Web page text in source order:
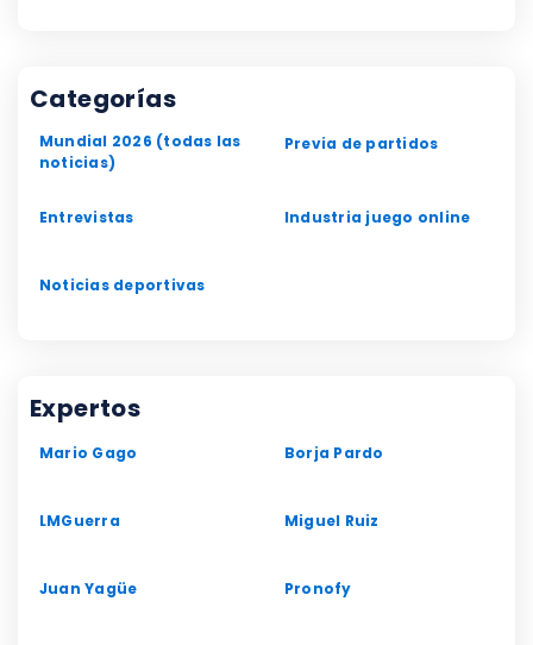
Categorías
Mundial 2026 (todas las
noticias)
Previa de partidos
Entrevistas Industria juego online
Noticias deportivas
Expertos
Mario Gago Borja Pardo
LMGuerra Miguel Ruiz
Juan Yagüe Pronofy